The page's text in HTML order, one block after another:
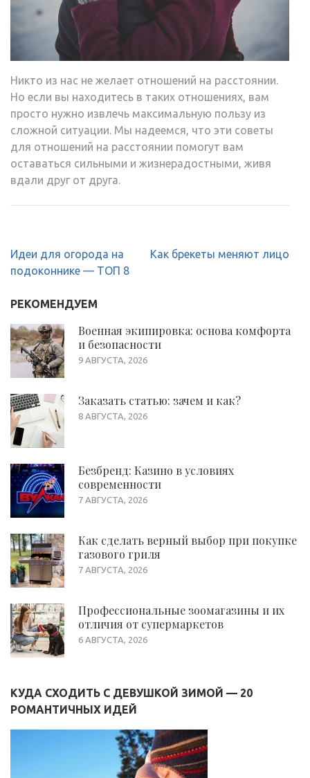
Никто из нас не желает отношений на расстоянии.
Но если вы находитесь в таких отношениях, вам
просто нужно извлечь максимальную пользу из
сложной ситуации. Мы надеемся, что эти советы
для отношений на расстоянии помогут вам
оставаться сильными и жизнерадостными, живя
вдали друг от друга.
Навигация
по
Идеи для огорода на
подоконнике — ТОП 8
Как брекеты меняют лицо
РЕКОМЕНДУЕМ
Военная экипировка: основа комфорта
и безопасности
9 АВГУСТА, 2026
Заказать статью: зачем и как?
8 АВГУСТА, 2026
Безбренд: Казино в условиях
современности
7 АВГУСТА, 2026
Как сделать верный выбор при покупке
газового гриля
7 АВГУСТА, 2026
Профессиональные зоомагазины и их
отличия от супермаркетов
6 АВГУСТА, 2026
КУДА СХОДИТЬ С ДЕВУШКОЙ ЗИМОЙ — 20
РОМАНТИЧНЫХ ИДЕЙ